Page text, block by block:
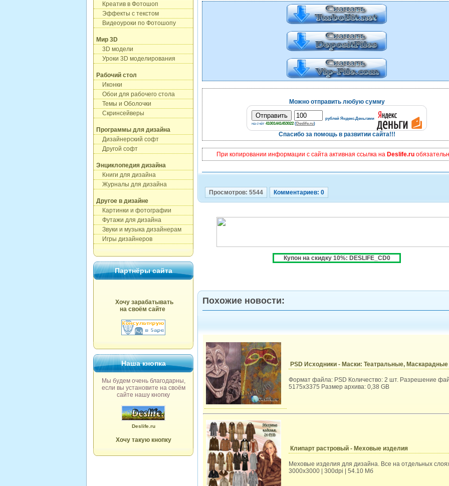
Креатив в Фотошоп
Эффекты с текстом
Видеоуроки по Фотошопу
Мир 3D
3D модели
Уроки 3D моделирования
Рабочий стол
Иконки
Обои для рабочего стола
Темы и Оболочки
Скринсейверы
Программы для дизайна
Дизайнерский софт
Другой софт
Энциклопедия дизайна
Книги для дизайна
Журналы для дизайна
Другое в дизайне
Картинки и фотографии
Футажи для дизайна
Звуки и музыка дизайнерам
Игры дизайнеров
Партнёры сайта
Хочу зарабатывать
на своём сайте
Наша кнопка
Мы будем очень благодарны,
если вы установите на своём
сайте нашу кнопку
Deslife.ru
Хочу такую кнопку
Можно отправить любую сумму
рублей Яндекс.Деньгами
на счёт 41001441453022 (Deslife.ru)
Спасибо за помощь в развитии сайта!!!
При копировании информации с сайта активная ссылка на Deslife.ru
Просмотров: 5544 Комментариев: 0
Купон на скидку 10%: DESLIFE_CD0
Похожие новости:
PSD Исходники - Маски: Театральные, Маскарадные
Формат файла: PSD Количество: 2 шт. Разрешение
5175x3375 Размер архива: 0,38 GB
Клипарт растровый - Меховые изделия
Меховые изделия для дизайна. Все на отдельных
3000х3000 | 300dpi | 54.10 Мб